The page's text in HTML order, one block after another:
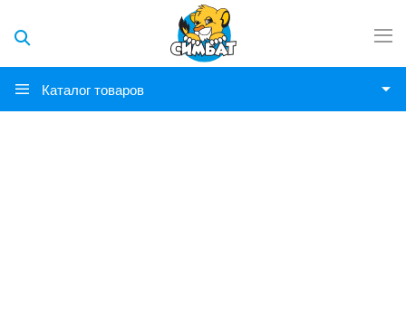
Каталог товаров